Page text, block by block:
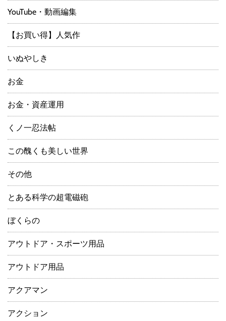
YouTube・動画編集
【お買い得】人気作
いぬやしき
お金
お金・資産運用
くノ一忍法帖
この醜くも美しい世界
その他
とある科学の超電磁砲
ぼくらの
アウトドア・スポーツ用品
アウトドア用品
アクアマン
アクション